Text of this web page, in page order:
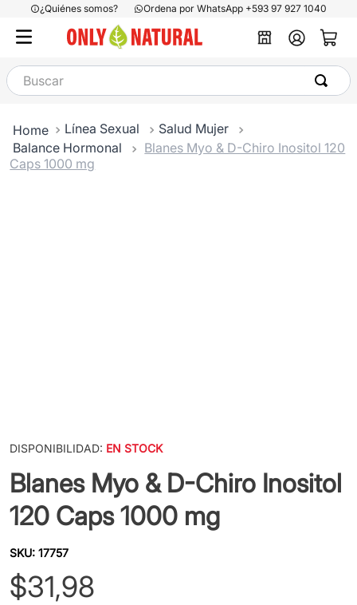
¿Quiénes somos? Ordena por WhatsApp +593 97 927 1040
Buscar
Línea Sexual
Salud Mujer
Balance Hormonal
Blanes Myo & D-Chiro Inositol 120
Caps 1000 mg
DISPONIBILIDAD: EN STOCK
Blanes Myo & D-Chiro Inositol
120 Caps 1000 mg
SKU:17757
$31,98